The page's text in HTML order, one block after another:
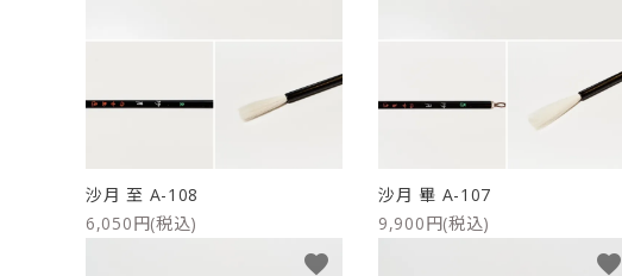
沙月 至 A-108
6,050円(税込)
沙月 畢 A-107
9,900円(税込)
favorite favorite